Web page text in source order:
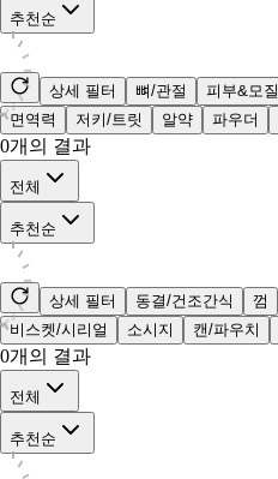
추천순
상세 필터 뼈/관절 피부&모질
면역력
저키/트릿 알약 파우더
0개의 결과
전체
추천순
상세 필터 동결/건조간식 껌
비스켓/시리얼
소시지 캔/파우치
0개의 결과
전체
추천순